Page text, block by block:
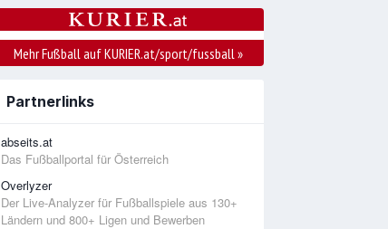
Mehr Fußball auf KURIER.at/sport/fussball »
Partnerlinks
abseits.at
Das Fußballportal für Österreich
Overlyzer
Der Live-Analyzer für Fußballspiele aus 130+
Ländern und 800+ Ligen und Bewerben